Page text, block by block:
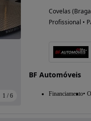
1 / 6
Covelas
Profissional •
BF Automóveis
Financiamento